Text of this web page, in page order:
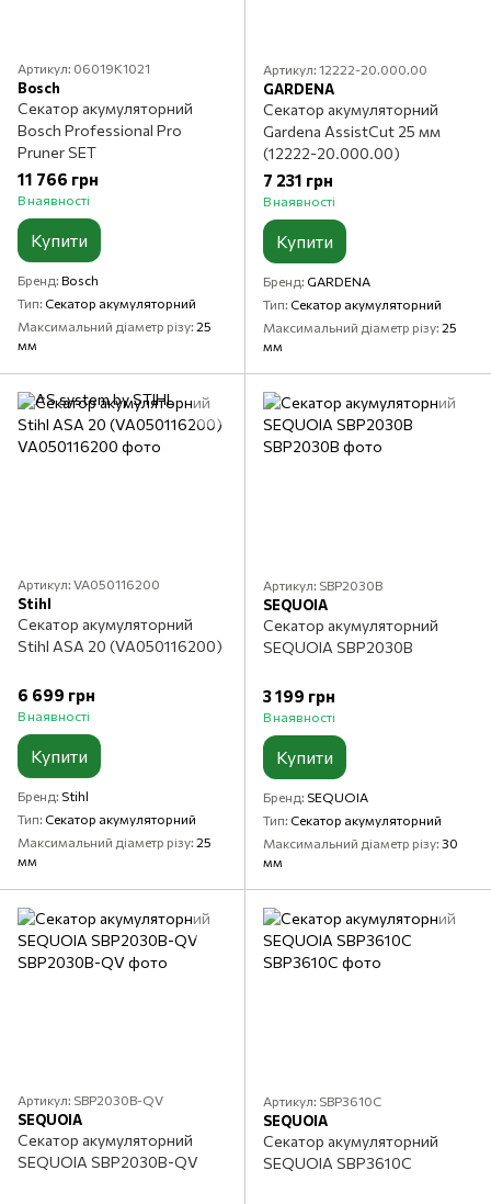
Артикул: 06019K1021
Bosch
Секатор акумуляторний
Bosch Professional Pro
Pruner SET
11 766 грн
В наявності
Купити
Бренд Bosch
Тип Секатор акумуляторний
Максимальний діаметр різу 25
мм
Артикул: 12222-20.000.00
GARDENA
Секатор акумуляторний
Gardena AssistCut 25 мм
(12222-20.000.00)
7 231 грн
В наявності
Купити
Бренд GARDENA
Тип Секатор акумуляторний
Максимальний діаметр різу 25
мм
Артикул: VA050116200
Stihl
Секатор акумуляторний
Stihl ASA 20 (VA050116200)
6 699 грн
В наявності
Купити
Бренд Stihl
Тип Секатор акумуляторний
Максимальний діаметр різу 25
мм
Артикул: SBP2030B
SEQUOIA
Секатор акумуляторний
SEQUOIA SBP2030B
3 199 грн
В наявності
Купити
Бренд SEQUOIA
Тип Секатор акумуляторний
Максимальний діаметр різу 30
мм
Артикул: SBP2030B-QV
SEQUOIA
Секатор акумуляторний
SEQUOIA SBP2030B-QV
Артикул: SBP3610C
SEQUOIA
Секатор акумуляторний
SEQUOIA SBP3610C